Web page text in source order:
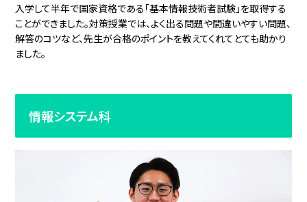
入学して半年で国家資格である「基本情報技術者試験」を取得する
ことができました。対策授業では、よく出る問題や間違いやすい問題、
解答のコツなど、先生が合格のポイントを教えてくれてとても助かり
ました。
情報システム科